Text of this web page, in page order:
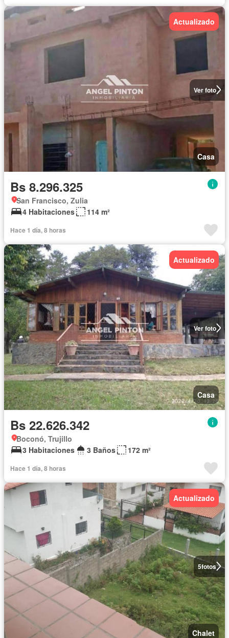
Ver foto
Actualizado
Casa
Bs 8.296.325
San Francisco, Zulia
4 Habitaciones
114 m²
Hace 1 día, 8 horas
Ver foto
Actualizado
Casa
Bs 22.626.342
Boconó, Trujillo
3 Habitaciones
3 Baños 172 m²
Hace 1 día, 8 horas
5fotos
Actualizado
Chalet